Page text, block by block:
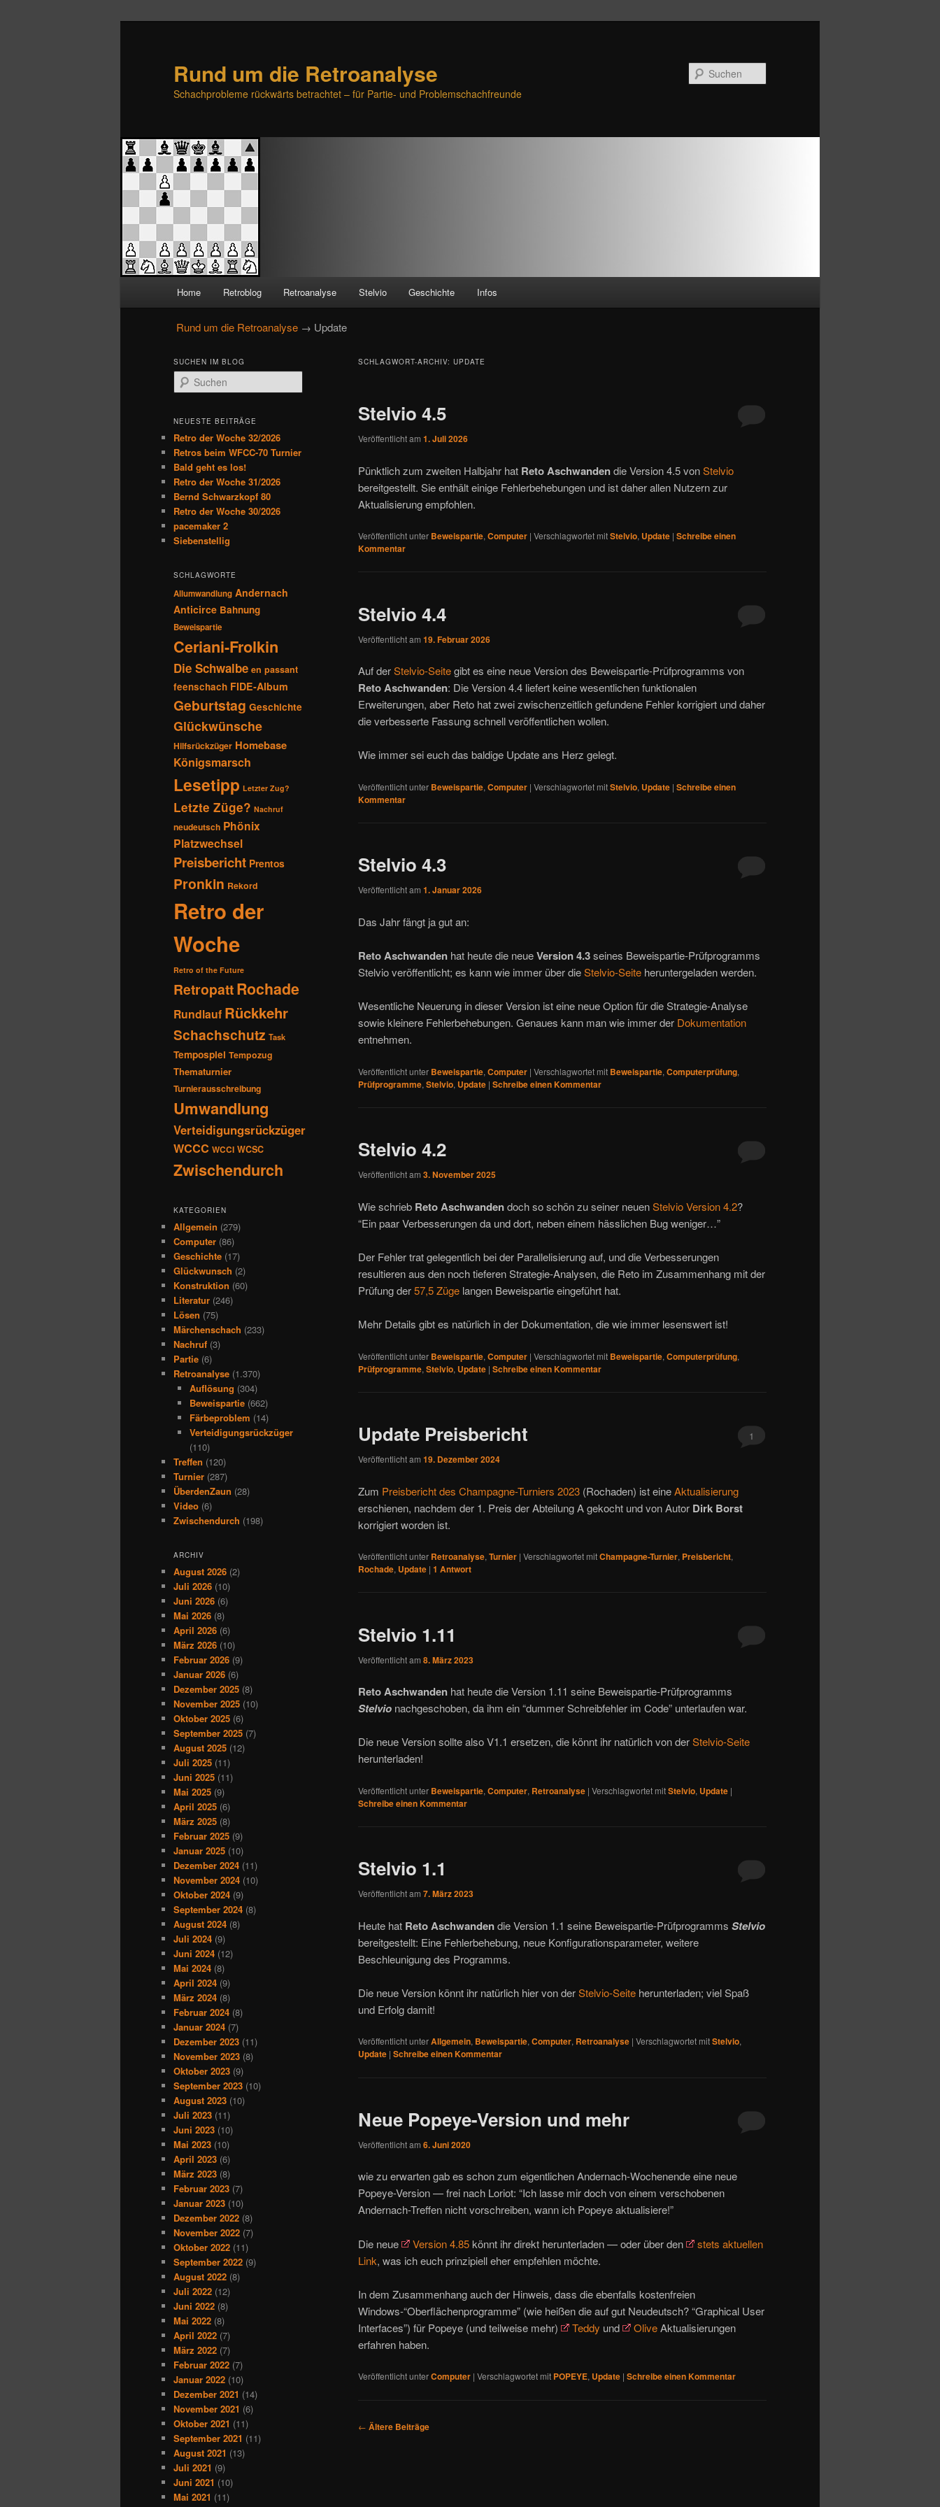
Rund um die Retroanalyse
Schachprobleme rückwärts betrachtet – für Partie- und Problemschachfreunde
Zum
primären
Inhalt
springen
Zum
sekundären
Inhalt
springen
Home Retroblog Retroanalyse Stelvio Geschichte Infos
Rund um die Retroanalyse → Update
SCHLAGWORT-ARCHIV: UPDATE
Stelvio 4.5
Veröffentlicht am 1. Juli 2026
Pünktlich zum zweiten Halbjahr hat Reto Aschwandendie Version 4.5 vonStelvio
bereitgestellt. Sie enthält einige Fehlerbehebungen und ist daher allen Nutzern zur
Aktualisierung empfohlen.
Veröffentlicht unter Beweispartie, Computer | Verschlagwortet mitStelvio, Update | Schreibe einen
Kommentar
Stelvio 4.4
Veröffentlicht am 19. Februar 2026
Auf derStelvio-Seitegibt es eine neue Version des Beweispartie-Prüfprogramms von
Reto Aschwanden: Die Version 4.4 liefert keine wesentlichen funktionalen
Erweiterungen, aber Reto hat zwei zwischenzeitlich gefundene Fehler korrigiert und daher
die verbesserte Fassung schnell veröffentlichen wollen.
Wie immer sei euch das baldige Update ans Herz gelegt.
Veröffentlicht unter Beweispartie, Computer | Verschlagwortet mitStelvio, Update | Schreibe einen
Kommentar
Stelvio 4.3
Veröffentlicht am 1. Januar 2026
Das Jahr fängt ja gut an:
Reto Aschwanden hat heute die neueVersion 4.3seines Beweispartie-Prüfprogramms
Stelvio veröffentlicht; es kann wie immer über dieStelvio-Seite heruntergeladen werden.
Wesentliche Neuerung in dieser Version ist eine neue Option für die Strategie-Analyse
sowie kleinere Fehlerbehebungen. Genaues kann man wie immer der Dokumentation
entnehmen.
Veröffentlicht unter Beweispartie, Computer | Verschlagwortet mit Beweispartie, Computerprüfung,
Prüfprogramme, Stelvio, Update | Schreibe einen Kommentar
Stelvio 4.2
Veröffentlicht am 3. November 2025
Wie schrieb Reto Aschwandendoch so schön zu seiner neuenStelvio Version 4.2?
“Ein paar Verbesserungen da und dort, neben einem hässlichen Bug weniger…”
Der Fehler trat gelegentlich bei der Parallelisierung auf, und die Verbesserungen
resultieren aus den noch tieferen Strategie-Analysen, die Reto im Zusammenhang mit der
Prüfung der57,5 Züge langen Beweispartie eingeführt hat.
Mehr Details gibt es natürlich in der Dokumentation, die wie immer lesenswert ist!
Veröffentlicht unter Beweispartie, Computer | Verschlagwortet mit Beweispartie, Computerprüfung,
Prüfprogramme, Stelvio, Update | Schreibe einen Kommentar
Update Preisbericht
Veröffentlicht am 19. Dezember 2024
1
Zum Preisbericht des Champagne-Turniers 2023 (Rochaden) ist eineAktualisierung
erschienen, nachdem der 1. Preis der Abteilung A gekocht und von Autor Dirk Borst
korrigiert worden ist.
Veröffentlicht unter Retroanalyse, Turnier | Verschlagwortet mitChampagne-Turnier, Preisbericht,
Rochade, Update | 1 Antwort
Stelvio 1.11
Veröffentlicht am 8. März 2023
Reto Aschwanden hat heute die Version 1.11 seine Beweispartie-Prüfprogramms
Stelvio nachgeschoben, da ihm ein “dummer Schreibfehler im Code” unterlaufen war.
Die neue Version sollte also V1.1 ersetzen, die könnt ihr natürlich von derStelvio-Seite
herunterladen!
Veröffentlicht unter Beweispartie, Computer, Retroanalyse | Verschlagwortet mitStelvio, Update |
Schreibe einen Kommentar
Stelvio 1.1
Veröffentlicht am 7. März 2023
Heute hat Reto Aschwandendie Version 1.1 seine Beweispartie-Prüfprogramms Stelvio
bereitgestellt: Eine Fehlerbehebung, neue Konfigurationsparameter, weitere
Beschleunigung des Programms.
Die neue Version könnt ihr natürlich hier von derStelvio-Seite herunterladen; viel Spaß
und Erfolg damit!
Veröffentlicht unterAllgemein, Beweispartie, Computer, Retroanalyse | Verschlagwortet mitStelvio,
Update | Schreibe einen Kommentar
Neue Popeye-Version und mehr
Veröffentlicht am 6. Juni 2020
wie zu erwarten gab es schon zum eigentlichen Andernach-Wochenende eine neue
Popeye-Version — frei nach Loriot: “Ich lasse mir doch von einem verschobenen
Andernach-Treffen nicht vorschreiben, wann ich Popeye aktualisiere!”
Die neue Version 4.85 könnt ihr direkt herunterladen — oder über den
stets aktuellen
Link, was ich euch prinzipiell eher empfehlen möchte.
In dem Zusammenhang auch der Hinweis, dass die ebenfalls kostenfreien
Windows-“Oberflächenprogramme” (wie heißen die auf gut Neudeutsch? “Graphical User
Interfaces”) für Popeye (und teilweise mehr)
Teddy und OliveAktualisierungen
erfahren haben.
Veröffentlicht unterComputer | Verschlagwortet mit POPEYE, Update | Schreibe einen Kommentar
B
← Ältere Beiträge
SUCHEN IM BLOG
u
h
n
NEUESTE BEITRÄGE
Retro der Woche 32/2026
Retros beim WFCC-70 Turnier
Bald geht es los!
Retro der Woche 31/2026
Bernd Schwarzkopf 80
Retro der Woche 30/2026
pacemaker 2
Siebenstellig
SCHLAGWORTE
Allumwandlung Andernach
Anticirce Bahnung
Beweispartie
Ceriani-Frolkin
Die Schwalbe en passant
feenschach FIDE-Album
Geburtstag Geschichte
Glückwünsche
Hilfsrückzüger Homebase
Königsmarsch
Lesetipp Letzter Zug?
Letzte Züge? Nachruf
neudeutsch Phönix
Platzwechsel
Preisbericht Prentos
Pronkin Rekord
Retro der
Woche
Retro of the Future
RetropattRochade
Rundlauf Rückkehr
Schachschutz Task
Tempospiel Tempozug
Thematurnier
Turnierausschreibung
Umwandlung
Verteidigungsrückzüger
WCCC WCCI WCSC
Zwischendurch
KATEGORIEN
Allgemein (279)
Computer (86)
Geschichte (17)
Glückwunsch (2)
Konstruktion (60)
Literatur (246)
Lösen (75)
Märchenschach (233)
Nachruf (3)
Partie (6)
Retroanalyse (1.370)
Auflösung (304)
Beweispartie(662)
Färbeproblem (14)
Verteidigungsrückzüger
(110)
Treffen (120)
Turnier (287)
ÜberdenZaun (28)
Video (6)
Zwischendurch (198)
ARCHIV
August 2026 (2)
Juli 2026 (10)
Juni 2026 (6)
Mai 2026 (8)
April 2026 (6)
März 2026 (10)
Februar 2026 (9)
Januar 2026 (6)
Dezember 2025 (8)
November 2025 (10)
Oktober 2025 (6)
September 2025 (7)
August 2025 (12)
Juli 2025 (11)
Juni 2025 (11)
Mai 2025 (9)
April 2025 (6)
März 2025 (8)
Februar 2025 (9)
Januar 2025 (10)
Dezember 2024 (11)
November 2024 (10)
Oktober 2024 (9)
September 2024 (8)
August 2024 (8)
Juli 2024 (9)
Juni 2024 (12)
Mai 2024 (8)
April 2024 (9)
März 2024 (8)
Februar 2024 (8)
Januar 2024 (7)
Dezember 2023 (11)
November 2023 (8)
Oktober 2023 (9)
September 2023 (10)
August 2023 (10)
Juli 2023 (11)
Juni 2023 (10)
Mai 2023 (10)
April 2023 (6)
März 2023 (8)
Februar 2023 (7)
Januar 2023 (10)
Dezember 2022 (8)
November 2022 (7)
Oktober 2022 (11)
September 2022 (9)
August 2022 (8)
Juli 2022 (12)
Juni 2022 (8)
Mai 2022 (8)
April 2022 (7)
März 2022 (7)
Februar 2022 (7)
Januar 2022 (10)
Dezember 2021 (14)
November 2021 (6)
Oktober 2021 (11)
September 2021 (11)
August 2021 (13)
Juli 2021 (9)
Juni 2021 (10)
Mai 2021 (11)